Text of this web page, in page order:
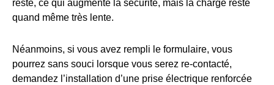
reste, ce qui augmente la sécurité, mais la charge reste
quand même très lente.
Néanmoins, si vous avez rempli le formulaire, vous
pourrez sans souci lorsque vous serez re-contacté,
demandez l’installation d’une prise électrique renforcée